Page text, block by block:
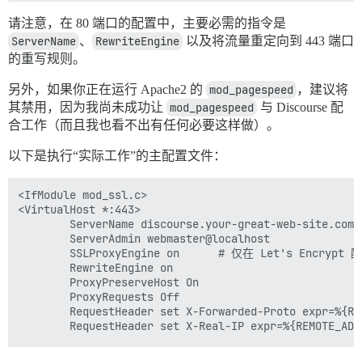
请注意，在 80 端口的配置中，主要必需的指令是
ServerName 、 RewriteEngine 以及将流量重定向到 443 端口
的重写规则。
另外，如果你正在运行 Apache2 的 mod_pagespeed ，建议将
其禁用，因为我尚未成功让 mod_pagespeed 与 Discourse 配
合工作（而且我也看不出有任何必要这样做）。
以下是执行“实际工作”的主配置文件：
<IfModule mod_ssl.c>
<VirtualHost *:443>
        ServerName discourse.your-great-web-site.com
        ServerAdmin webmaster@localhost
SSLProxyEngine on      # 仅在 Let's Encrypt 配